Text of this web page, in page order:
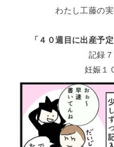
わたし工藤の
「４０週目に出産予
記録
妊娠１